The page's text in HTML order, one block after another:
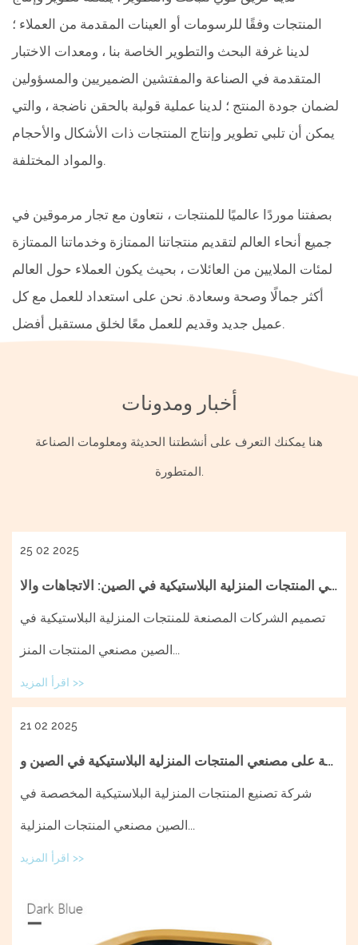
المنتجات وفقًا للرسومات أو العينات المقدمة من العملاء ؛
لدينا غرفة البحث والتطوير الخاصة بنا ، ومعدات الاختبار
المتقدمة في الصناعة والمفتشين الضميريين والمسؤولين
لضمان جودة المنتج ؛ لدينا عملية قولبة بالحقن ناضجة ، والتي
يمكن أن تلبي تطوير وإنتاج المنتجات ذات الأشكال والأحجام
والمواد المختلفة.
بصفتنا موردًا عالميًا للمنتجات ، نتعاون مع تجار مرموقين في
جميع أنحاء العالم لتقديم منتجاتنا الممتازة وخدماتنا الممتازة
لمئات الملايين من العائلات ، بحيث يكون العملاء حول العالم
أكثر جمالًا وصحة وسعادة. نحن على استعداد للعمل مع كل
عميل جديد وقديم للعمل معًا لخلق مستقبل أفضل.
أخبار ومدونات
هنا يمكنك التعرف على أنشطتنا الحديثة ومعلومات الصناعة
المتطورة.
25 02 2025
مصنعي المنتجات المنزلية البلاستيكية في الصين: الاتجاهات والا...
تصميم الشركات المصنعة للمنتجات المنزلية البلاستيكية في
الصين مصنعي المنتجات المنز...
اقرأ المزيد >>
21 02 2025
نظرة عامة على مصنعي المنتجات المنزلية البلاستيكية في الصين و...
شركة تصنيع المنتجات المنزلية البلاستيكية المخصصة في
الصين مصنعي المنتجات المنزلية...
اقرأ المزيد >>